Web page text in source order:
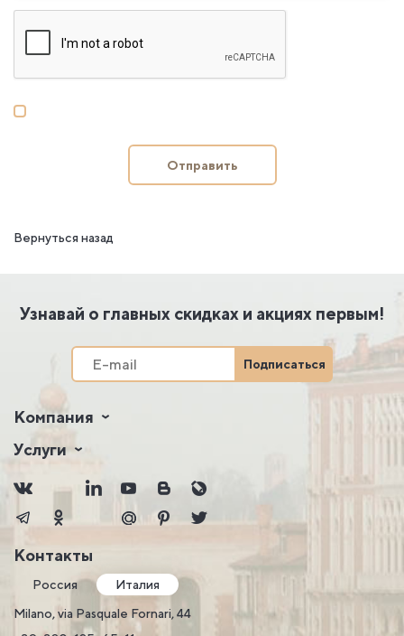
Отправить
Вернуться назад
Узнавай о главных скидках и акциях первым!
Подписаться
Компания
Услуги
Контакты
Россия
Италия
Milano, via Pasquale Fornari, 44